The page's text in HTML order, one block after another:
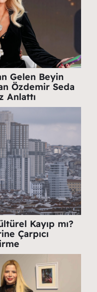
Gelen Beyin
Özdemir Seda
Anlattı
Kayıp mı?
Çarpıcı